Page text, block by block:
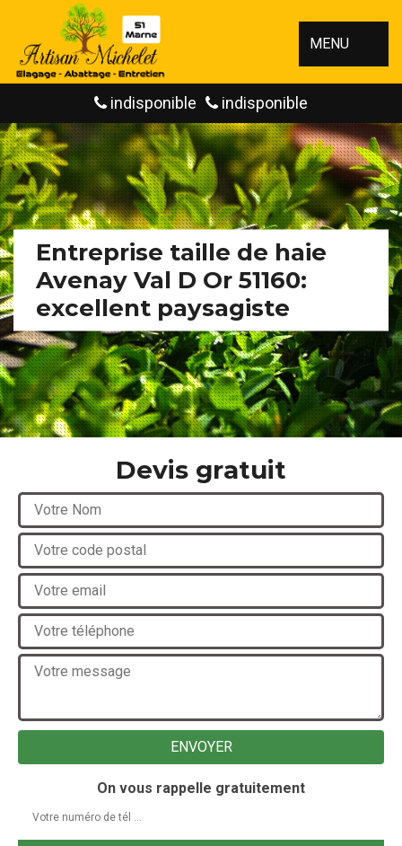
MENU
indisponible indisponible
Entreprise taille de haie
Avenay Val D Or 51160:
excellent paysagiste
Devis gratuit
On vous rappelle gratuitement